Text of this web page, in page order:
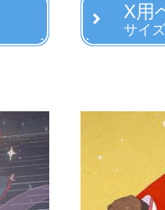
X用
サイ